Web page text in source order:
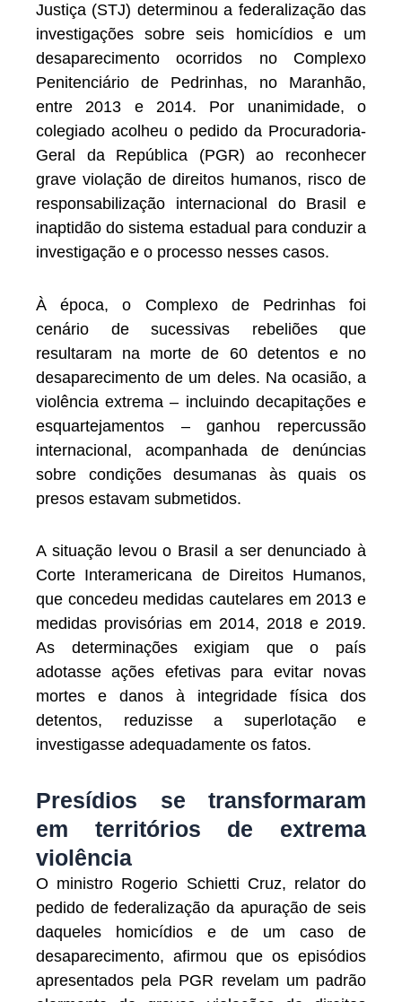
Justiça (STJ) determinou a federalização das
investigações sobre seis homicídios e um
desaparecimento ocorridos no Complexo
Penitenciário de Pedrinhas, no Maranhão,
entre 2013 e 2014. Por unanimidade, o
colegiado acolheu o pedido da Procuradoria-
Geral da República (PGR) ao reconhecer
grave violação de direitos humanos, risco de
responsabilização internacional do Brasil e
inaptidão do sistema estadual para conduzir a
investigação e o processo nesses casos.
À época, o Complexo de Pedrinhas foi
cenário de sucessivas rebeliões que
resultaram na morte de 60 detentos e no
desaparecimento de um deles. Na ocasião, a
violência extrema – incluindo decapitações e
esquartejamentos – ganhou repercussão
internacional, acompanhada de denúncias
sobre condições desumanas às quais os
presos estavam submetidos.
A situação levou o Brasil a ser denunciado à
Corte Interamericana de Direitos Humanos,
que concedeu medidas cautelares em 2013 e
medidas provisórias em 2014, 2018 e 2019.
As determinações exigiam que o país
adotasse ações efetivas para evitar novas
mortes e danos à integridade física dos
detentos, reduzisse a superlotação e
investigasse adequadamente os fatos.
Presídios se transformaram
em territórios de extrema
violência
O ministro Rogerio Schietti Cruz, relator do
pedido de federalização da apuração de seis
daqueles homicídios e de um caso de
desaparecimento, afirmou que os episódios
apresentados pela PGR revelam um padrão